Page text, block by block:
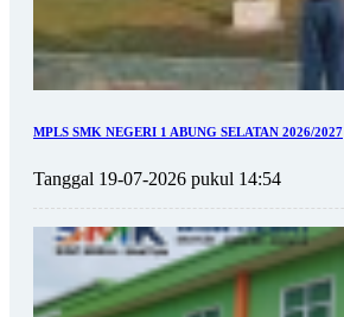
MPLS SMK NEGERI 1 ABUNG SELATAN 2026/2027
Tanggal 19-07-2026 pukul 14:54